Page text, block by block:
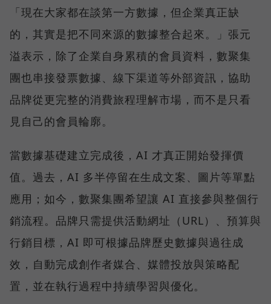
「現在大家都在談第一方數據，但企業真正缺
的，其實是把不同來源的數據整合起來。」張元
溢表示，除了企業自身累積的會員資料，數聚集
團也串接發票數據、線下渠道等外部資訊，協助
品牌從更完整的消費旅程理解市場，而不是只看
見自己的會員輪廓。
當數據基礎建立完成後，AI 才真正開始發揮價
值。過去，AI 多半停留在生成文案、圖片等單點
應用；如今，數聚集團希望讓 AI 直接參與整個行
銷流程。品牌只需提供活動網址（URL）、預算與
行銷目標，AI 即可根據品牌歷史數據與過往成
效，自動完成創作者媒合、媒體投放與策略配
置，並在執行過程中持續學習與優化。